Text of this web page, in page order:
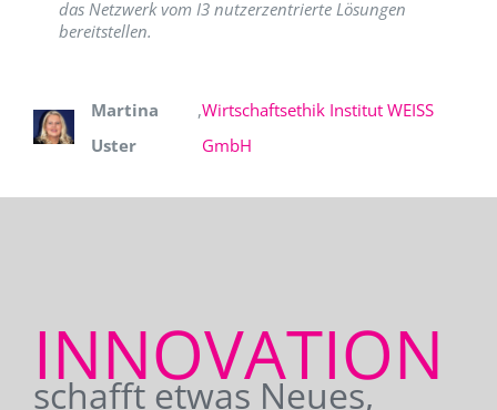
das Netzwerk vom I3 nutzerzentrierte Lösungen
bereitstellen.
Martina
Uster
,Wirtschaftsethik Institut WEISS
GmbH
INNOVATION
schafft etwas Neues,